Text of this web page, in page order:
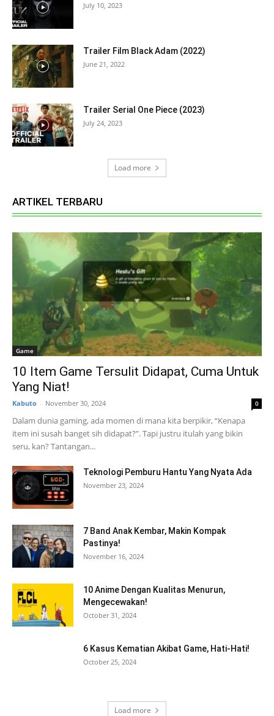
July 10, 2023
Trailer Film Black Adam (2022)
June 21, 2022
Trailer Serial One Piece (2023)
July 24, 2023
Load more
ARTIKEL TERBARU
Game
10 Item Game Tersulit Didapat, Cuma Untuk
Yang Niat!
Kabuto - November 30, 2024 0
Dalam dunia gaming, ada momen di mana kita berpikir, “Kenapa
item ini susah banget sih didapat?”. Tapi justru itulah yang bikin
seru, kan? Tantangan...
Teknologi Pemburu Hantu Yang Nyata Ada
November 23, 2024
7 Band Anak Kembar, Makin Kompak
Pastinya!
November 16, 2024
10 Anime Dengan Kualitas Menurun,
Mengecewakan!
October 31, 2024
6 Kasus Kematian Akibat Game, Hati-Hati!
October 25, 2024
Load more